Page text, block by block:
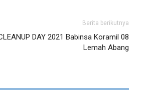
Berita berikutnya
DAY 2021 Babinsa Koramil 08
Lemah Abang